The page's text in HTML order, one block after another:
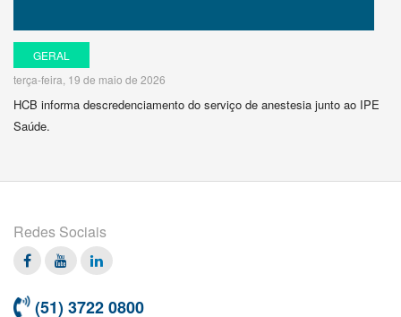
GERAL
terça-feira, 19 de maio de 2026
HCB informa descredenciamento do serviço de anestesia junto ao IPE
Saúde.
Redes Sociais
Facebook
TwitterLinkedin
(51) 3722 0800